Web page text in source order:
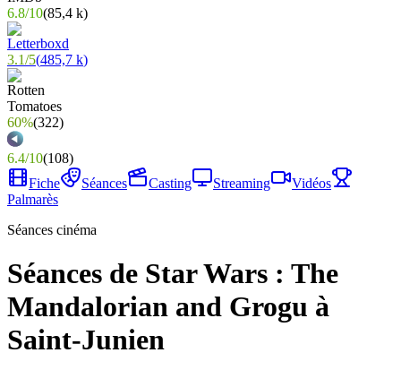
6.8/10(85,4 k)
3.1/5(485,7 k)
60%(322)
6.4/10(108)
Fiche
Séances Casting Streaming
Vidéos
Palmarès
Séances cinéma
Séances de Star Wars : The
Mandalorian and Grogu à
Saint-Junien